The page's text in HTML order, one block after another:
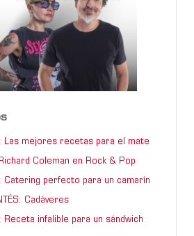
Las mejores recetas para el mate
Richard Coleman en Rock & Pop
Catering perfecto para un camarín
Cadáveres
Receta infalible para un sándwich